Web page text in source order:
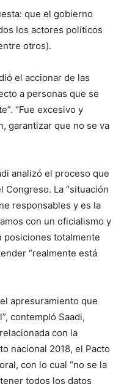
que el gobierno
los actores políticos
otros).
el accionar de las
a personas que se
“Fue excesivo y
garantizar que no se va
analizó el proceso que
La “situación
responsables y es la
con un oficialismo y
posiciones totalmente
“realmente está
apresuramiento que
contempló Saadi,
con la
nacional 2018, el Pacto
con lo cual “no se la
todos los datos